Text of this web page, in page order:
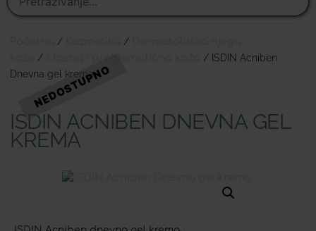
/ /
/
/ ISDIN Acniben
Dnevna gel krema
ISDIN ACNIBEN DNEVNA GEL
KREMA